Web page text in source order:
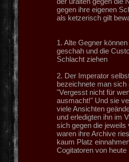
gegen ihre eigenen
als ketzerisch gilt
1. Alte Gegner
geschah und die
Schlacht ziehen
2. Der Imperator
bezeichnete man sich
"Vergesst nicht für
ausmacht!" Und sie
viele Ansichten
und erledigten ihn im
sich gegen die
waren ihre Archive
kaum Platz
Cogitatoren von